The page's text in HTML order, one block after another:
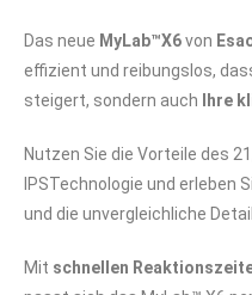
Das neue MyLab™X6von
effizient und reibungslos,
steigert, sondern auch Ihre
Nutzen Sie die Vorteile des
IPSTechnologie und erleben
und die unvergleichliche
Mit schnellen